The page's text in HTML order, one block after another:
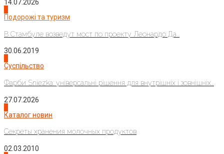
14.07.2026
Подорожі та туризм
В Стамбуле возведут мост по проекту Леонардо Да...
30.06.2019
Суспільство
Фарби Sniezka: універсальні рішення для внутрішніх і зовнішніх...
27.07.2026
Каталог новин
Секреты хранения молочных продуктов
02.03.2010